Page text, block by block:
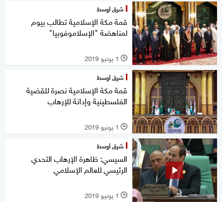
شرق أوسط
قمة مكة الإسلامية تطالب بيوم
لمناهضة "الإسلاموفوبيا"
l 1 يونيو 2019
شرق أوسط
قمة مكة الإسلامية نصرة للقضية
الفلسطينية وإدانة للإرهاب
l 1 يونيو 2019
شرق أوسط
السيسي: ظاهرة الإرهاب التحدي
الرئيسي للعالم الإسلامي
l 1 يونيو 2019